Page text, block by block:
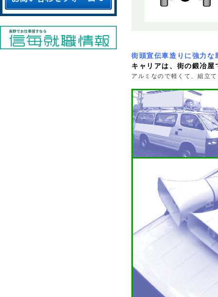
街頭宣伝車造りに強力な
キャリアは、街の鍛冶
アルミなので軽くて、組立